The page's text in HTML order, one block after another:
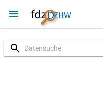
menu
search